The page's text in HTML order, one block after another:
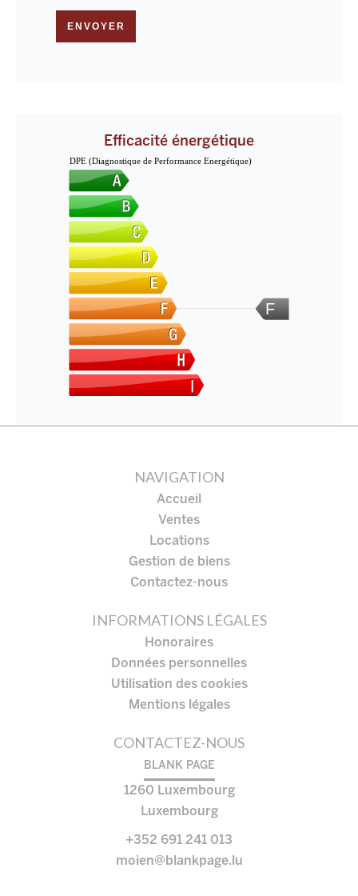
ENVOYER
Efficacité énergétique
F
DPE (Diagnostique de Performance Energétique)
NAVIGATION
Accueil
Ventes
Locations
Gestion de biens
Contactez-nous
INFORMATIONS LÉGALES
Honoraires
Données personnelles
Utilisation des cookies
Mentions légales
CONTACTEZ-NOUS
BLANK PAGE
1260 Luxembourg
Luxembourg
+352 691 241 013
moien@blankpage.lu